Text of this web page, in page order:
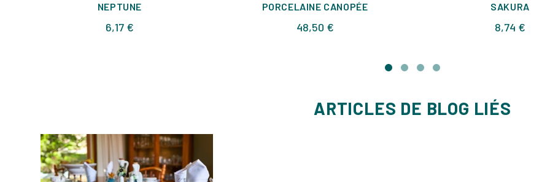
NEPTUNE
6,17 €
PORCELAINE CANOPÉE
48,50 €Prix
SAKURA
8,74 €
ARTICLES DE BLOG LIÉS